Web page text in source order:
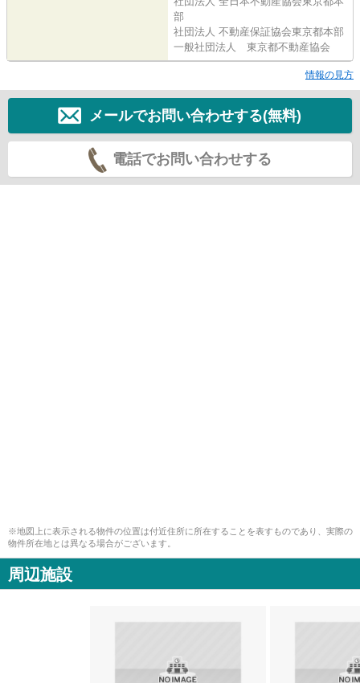
部
社団法人 不動産保証協会東京都本部
一般社団法人 東京都不動産協会
情報の見方
メールでお問い合わせする(無料)
電話でお問い合わせする
※地図上に表示される物件の位置は付近住所に所在することを表すものであり、実際の
物件所在地とは異なる場合がございます。
周辺施設